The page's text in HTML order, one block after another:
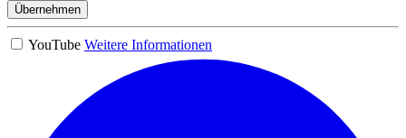
Übernehmen
YouTube Weitere Informationen